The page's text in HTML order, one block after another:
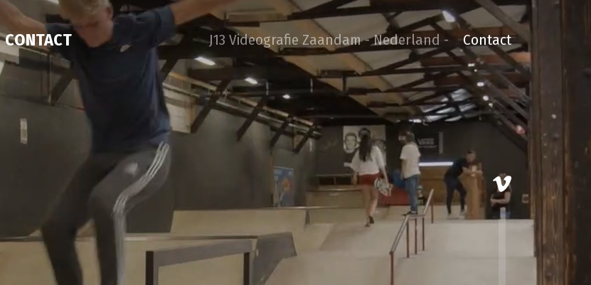
CONTACT J13 Videografie Zaandam - Nederland - Contact